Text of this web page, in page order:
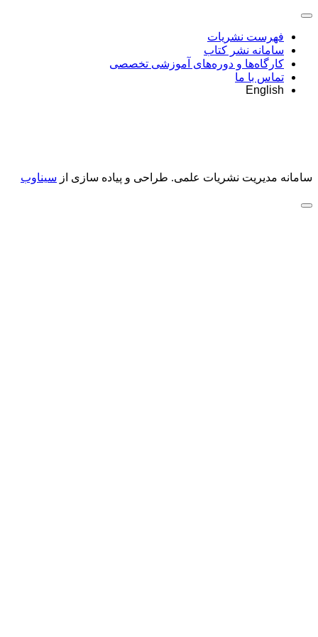
فهرست نشریات
سامانه نشر کتاب
کارگاه‌ها و دوره‌های آموزشی تخصصی
تماس با ما
English
سامانه مدیریت نشریات علمی. طراحی و پیاده سازی از سیناوب